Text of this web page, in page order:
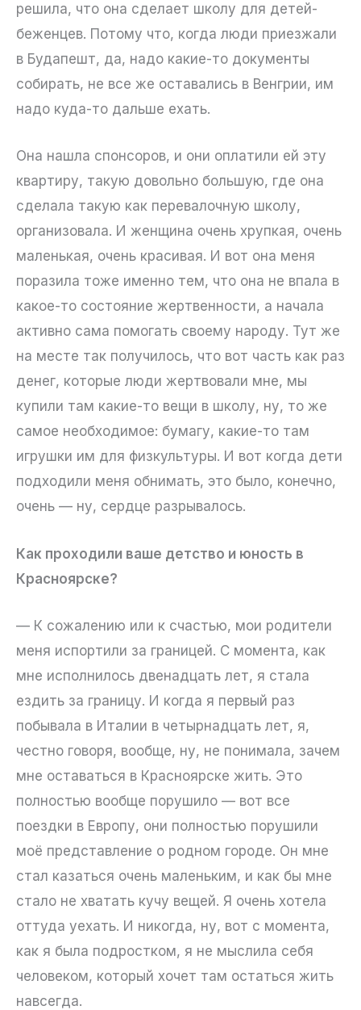
решила, что она сделает школу для детей-
беженцев. Потому что, когда люди приезжали
в Будапешт, да, надо какие-то документы
собирать, не все же оставались в Венгрии, им
надо куда-то дальше ехать.
Она нашла спонсоров, и они оплатили ей эту
квартиру, такую довольно большую, где она
сделала такую как перевалочную школу,
организовала. И женщина очень хрупкая, очень
маленькая, очень красивая. И вот она меня
поразила тоже именно тем, что она не впала в
какое-то состояние жертвенности, а начала
активно сама помогать своему народу. Тут же
на месте так получилось, что вот часть как раз
денег, которые люди жертвовали мне, мы
купили там какие-то вещи в школу, ну, то же
самое необходимое: бумагу, какие-то там
игрушки им для физкультуры. И вот когда дети
подходили меня обнимать, это было, конечно,
очень — ну, сердце разрывалось.
Как проходили ваше детство и юность в
Красноярске?
— К сожалению или к счастью, мои родители
меня испортили за границей. С момента, как
мне исполнилось двенадцать лет, я стала
ездить за границу. И когда я первый раз
побывала в Италии в четырнадцать лет, я,
честно говоря, вообще, ну, не понимала, зачем
мне оставаться в Красноярске жить. Это
полностью вообще порушило — вот все
поездки в Европу, они полностью порушили
моё представление о родном городе. Он мне
стал казаться очень маленьким, и как бы мне
стало не хватать кучу вещей. Я очень хотела
оттуда уехать. И никогда, ну, вот с момента,
как я была подростком, я не мыслила себя
человеком, который хочет там остаться жить
навсегда.